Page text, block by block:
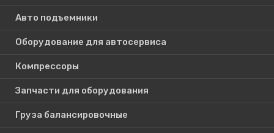
Авто подъемники
Оборудование для автосервиса
Компрессоры
Запчасти для оборудования
Груза балансировочные
Каталог